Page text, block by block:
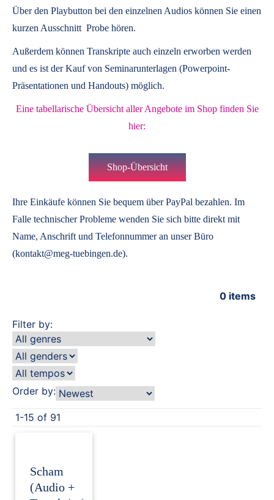
Über den Playbutton bei den einzelnen Audios können Sie einen
kurzen Ausschnitt Probe hören.
Außerdem können Transkripte auch einzeln erworben werden
und es ist der Kauf von Seminarunterlagen (Powerpoint-
Präsentationen und Handouts) möglich.
Eine tabellarische Übersicht aller Angebote im Shop finden Sie
hier:
Shop-Übersicht
Ihre Einkäufe können Sie bequem über PayPal bezahlen. Im
Falle technischer Probleme wenden Sie sich bitte direkt mit
Name, Anschrift und Telefonnummer an unser Büro
(kontakt@meg-tuebingen.de).
0 items
Filter by:
Order by:
1-15 of 91
Scham
(Audio +